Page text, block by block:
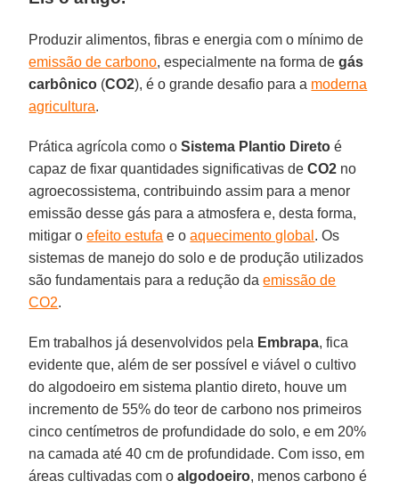
Produzir alimentos, fibras e energia com o mínimo de
emissão de carbono, especialmente na forma degás
carbônico (CO2), é o grande desafio para a moderna
agricultura.
Prática agrícola como o Sistema Plantio Direto é
capaz de fixar quantidades significativas deCO2 no
agroecossistema, contribuindo assim para a menor
emissão desse gás para a atmosfera e, desta forma,
mitigar oefeito estufa e oaquecimento global . Os
sistemas de manejo do solo e de produção utilizados
são fundamentais para a redução daemissão de
CO2.
Em trabalhos já desenvolvidos pela Embrapa, fica
evidente que, além de ser possível e viável o cultivo
do algodoeiro em sistema plantio direto, houve um
incremento de 55% do teor de carbono nos primeiros
cinco centímetros de profundidade do solo, e em 20%
na camada até 40 cm de profundidade. Com isso, em
áreas cultivadas com oalgodoeiro, menos carbono é